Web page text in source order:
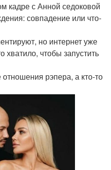
кадре с Анной седоковой
совпадение или что-
но интернет уже
чтобы запустить
рэпера, а кто-то